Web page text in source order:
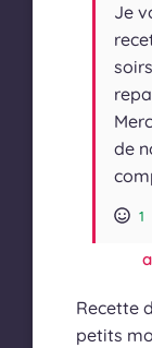
Je
de
1
Recette
petits